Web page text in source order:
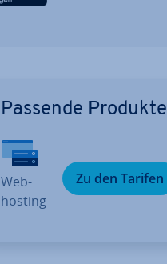
Passende Produkte
Web­
hos­ting
Zu den Tarifen